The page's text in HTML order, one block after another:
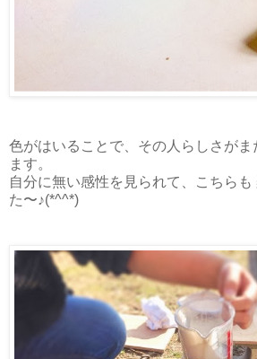
色がはいることで、その人らしさが
ます。
自分に無い感性を見られて、こちら
た〜♪(*^^*)